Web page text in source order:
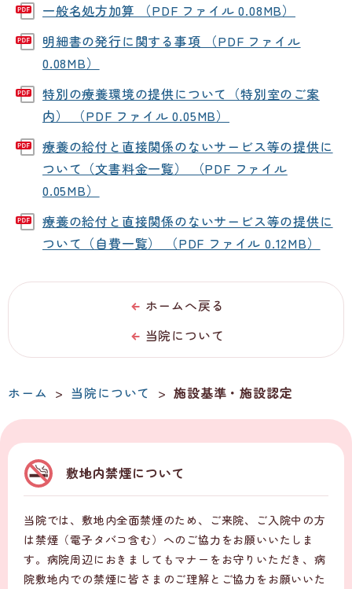
一般名処方加算 （PDF ファイル 0.08MB）
明細書の発行に関する事項 （PDF ファイル
0.08MB）
特別の療養環境の提供について（特別室のご案
内） （PDF ファイル 0.05MB）
療養の給付と直接関係のないサービス等の提供に
ついて（文書料金一覧） （PDF ファイル
0.05MB）
療養の給付と直接関係のないサービス等の提供に
ついて（自費一覧） （PDF ファイル 0.12MB）
当院について
ホームへ戻る
ホーム > 当院について >施設基準・施設認定
敷地内禁煙について
当院では、敷地内全面禁煙のため、ご来院、ご入院中の方
は禁煙（電子タバコ含む）へのご協力をお願いいたしま
す。病院周辺におきましてもマナーをお守りいただき、病
院敷地内での禁煙に皆さまのご理解とご協力をお願いいた